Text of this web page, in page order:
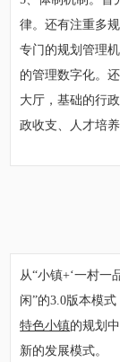
律。还有注重多
专门的规划管理
的管理数字化。
大厅，基础的行
政收支、人才培
从“小镇+‘一村一
闲”的3.0版本模
特色小镇的规划
新的发展模式。